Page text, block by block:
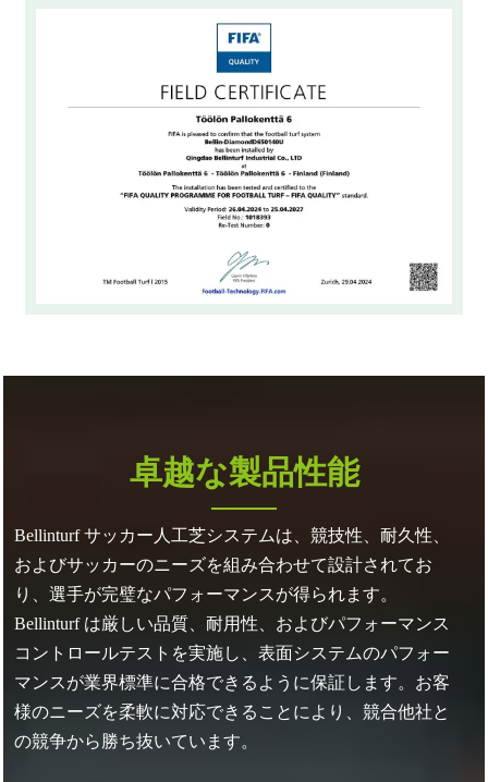
卓越な製品性能
Bellinturf サッカー人工芝システムは、競技性、耐久性、
およびサッカーのニーズを組み合わせて設計されてお
り、選手が完璧なパフォーマンスが得られます。
Bellinturf は厳しい品質、耐用性、およびパフォーマンス
コントロールテストを実施し、表面システムのパフォー
マンスが業界標準に合格できるように保証します。お客
様のニーズを柔軟に対応できることにより、競合他社と
の競争から勝ち抜いています。